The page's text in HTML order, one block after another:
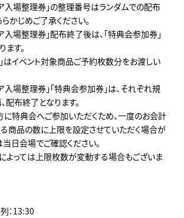
入場整理券」の整理番号はランダムでの配布
かじめご了承ください。
場整理券」配布終了後は、「特典会参加券」
す。
はイベント対象商品ご予約枚数分をお渡しい
場整理券」「特典会参加券」は、それぞれ規
配布終了となります。
特典会へご参加いただくため、一度のお会計
商品の数に上限を設定させていただく場合が
当日会場でご確認ください。
よっては上限枚数が変動する場合もございま
：13:30